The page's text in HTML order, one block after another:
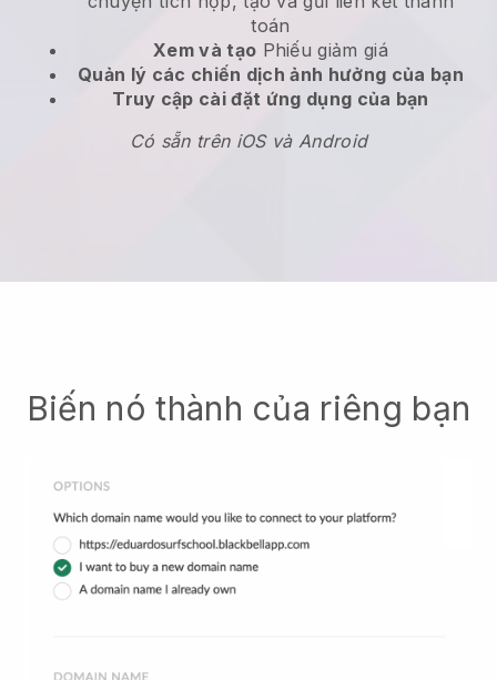
toán
Xem và tạo Phiếu giảm giá
Quản lý các chiến dịch ảnh hưởng của bạn
Truy cập cài đặt ứng dụng của bạn
Có sẵn trên iOS và Android
Biến nó thành của riêng bạn